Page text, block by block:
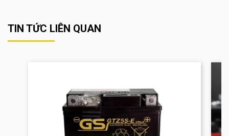
TIN TỨC LIÊN QUAN